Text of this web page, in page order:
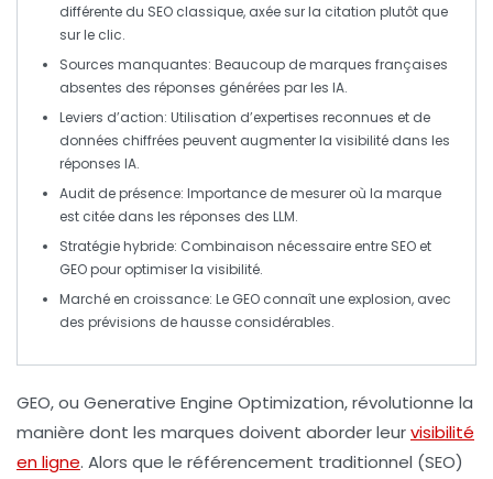
différente du SEO classique, axée sur la citation plutôt que
sur le clic.
Sources manquantes: Beaucoup de marques françaises
absentes des réponses générées par les IA.
Leviers d’action: Utilisation d’expertises reconnues et de
données chiffrées peuvent augmenter la visibilité dans les
réponses IA.
Audit de présence: Importance de mesurer où la marque
est citée dans les réponses des LLM.
Stratégie hybride: Combinaison nécessaire entre SEO et
GEO pour optimiser la visibilité.
Marché en croissance: Le GEO connaît une explosion, avec
des prévisions de hausse considérables.
GEO, ou Generative Engine Optimization, révolutionne la
manière dont les marques doivent aborder leurvisibilité
en ligne. Alors que le référencement traditionnel (SEO)